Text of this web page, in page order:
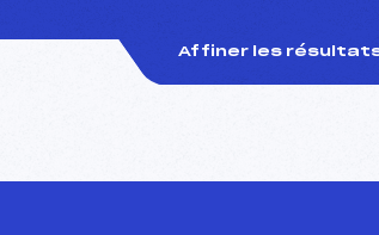
Affiner les